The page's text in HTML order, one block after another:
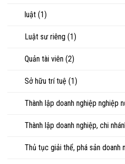
luật (1)
Luật sư riêng (1)
Quản tài viên (2)
Sở hữu trí tuệ (1)
Thành lập doanh nghiệp nghiệp
Thành lập doanh nghiệp, chi
Thủ tục giải thể, phá sản doanh